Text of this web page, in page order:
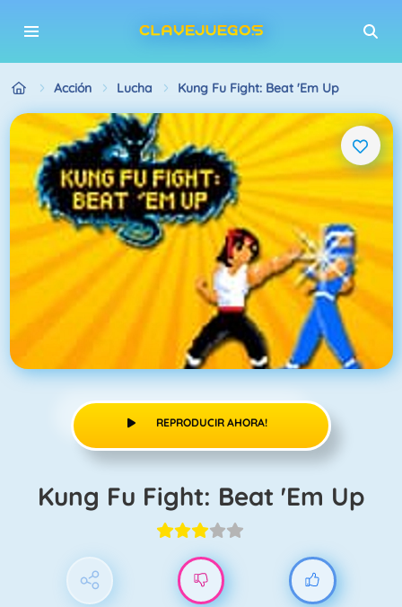
Acción Lucha Kung Fu Fight: Beat 'Em Up
REPRODUCIR AHORA!
Kung Fu Fight: Beat 'Em Up